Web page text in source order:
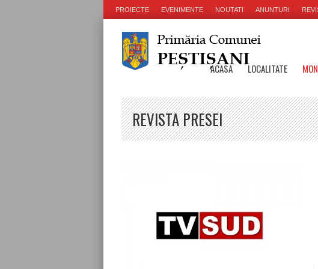
PROIECTE EVENIMENTE NOUTATI ANUNTURI
ACASA LOCALITATE
REVISTA PRESEI